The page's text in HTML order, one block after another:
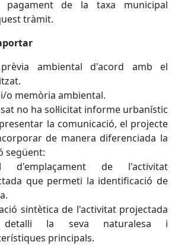
de la taxa municipal
tràmit.
prèvia ambiental d'acord amb el
o memòria ambiental.
no ha sol·licitat informe urbanístic
la comunicació, el projecte
de manera diferenciada la
següent:
d'emplaçament de l'activitat
que permeti la identificació de
sintètica de l'activitat projectada
la seva naturalesa i
principals.